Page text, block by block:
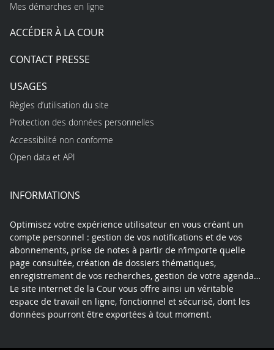
Mes démarches en ligne
ACCÉDER À LA COUR
CONTACT PRESSE
USAGES
Règles d’utilisation du site
Protection des données personnelles
Accessibilité non conforme
Open data et API
INFORMATIONS
Optimisez votre expérience utilisateur en vous créant un
compte personnel : gestion de vos notifications et de vos
abonnements, prise de notes à partir de n’importe quelle
page consultée, création de dossiers thématiques,
enregistrement de vos recherches, gestion de votre agenda…
Le site internet de la Cour vous offre ainsi un véritable
espace de travail en ligne, fonctionnel et sécurisé, dont les
données pourront être exportées à tout moment.